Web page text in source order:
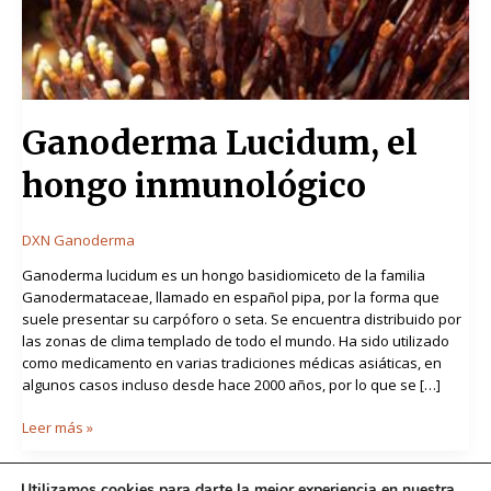
Ganoderma Lucidum, el
hongo inmunológico
DXN Ganoderma
Ganoderma lucidum es un hongo basidiomiceto de la familia
Ganodermataceae, llamado en español pipa, por la forma que
suele presentar su carpóforo o seta. Se encuentra distribuido por
las zonas de clima templado de todo el mundo. Ha sido utilizado
como medicamento en varias tradiciones médicas asiáticas, en
algunos casos incluso desde hace 2000 años, por lo que se […]
Leer más »